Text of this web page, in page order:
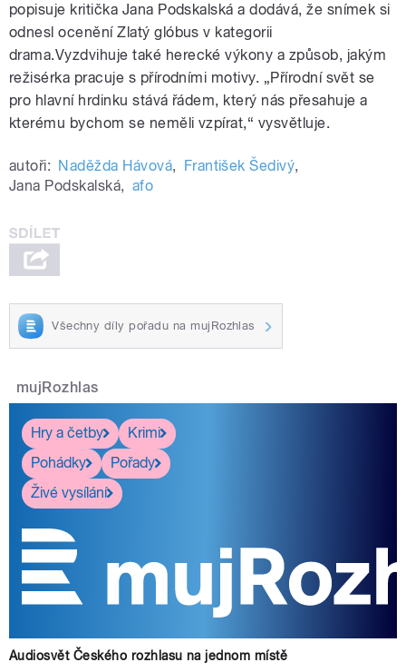
popisuje kritička Jana Podskalská a dodává, že snímek si
odnesl ocenění Zlatý glóbus v kategorii
drama.Vyzdvihuje také herecké výkony a způsob, jakým
režisérka pracuje s přírodními motivy. „Přírodní svět se
pro hlavní hrdinku stává řádem, který nás přesahuje a
kterému bychom se neměli vzpírat,“ vysvětluje.
autoři: Naděžda Hávová, František Šedivý,
Jana Podskalská, afo
Všechny díly pořadu na mujRozhlas
mujRozhlas
Hry a četby
Krimi
Pohádky
Pořady
Živé vysílání
Audiosvět Českého rozhlasu na jednom místě